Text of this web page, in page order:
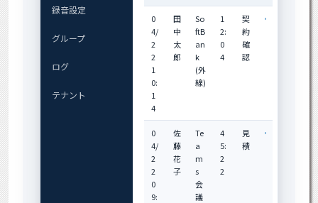
録音設定
グループ
ログ
テナント
0
4/
2
2
1
0:
1
4
田
中
太
郎
So
ftB
an
k
(外
線)
1
2:
0
4
契
約
確
認
0
4/
2
2
0
9:
佐
藤
花
子
Te
a
m
s
会
議
4
5:
2
2
見
積